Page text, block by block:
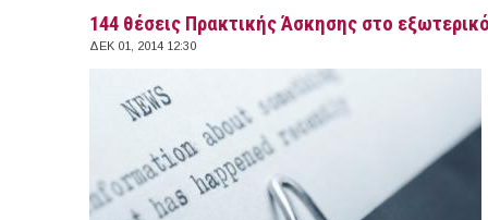
144 θέσεις Πρακτικής Άσκησης στο
ΔΕΚ 01, 2014 12:30